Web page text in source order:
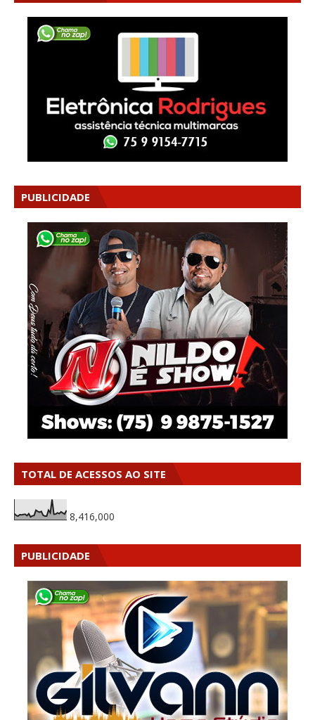
PUBLICIDADE
TOTAL DE ACESSOS AO SITE
8,416,000
PUBLICIDADE